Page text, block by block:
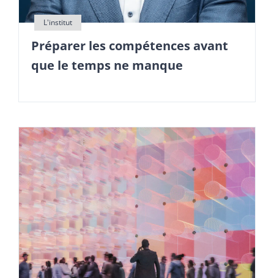
Préparer les compétences avant
que le temps ne manque